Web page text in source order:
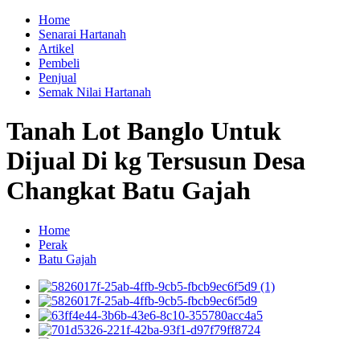
Home
Senarai Hartanah
Artikel
Pembeli
Penjual
Semak Nilai Hartanah
Tanah Lot Banglo Untuk
Dijual Di kg Tersusun Desa
Changkat Batu Gajah
Home
Perak
Batu Gajah